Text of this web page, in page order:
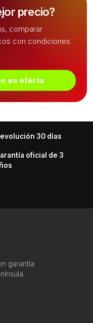
precio?
comparar
con condiciones
en oferta
en
más rápido
30 días
oficial de 3
garantía